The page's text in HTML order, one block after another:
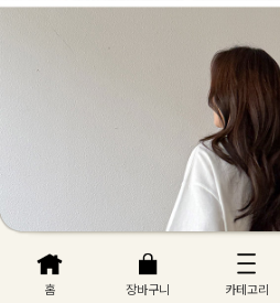
홈 장바구니 카테고리